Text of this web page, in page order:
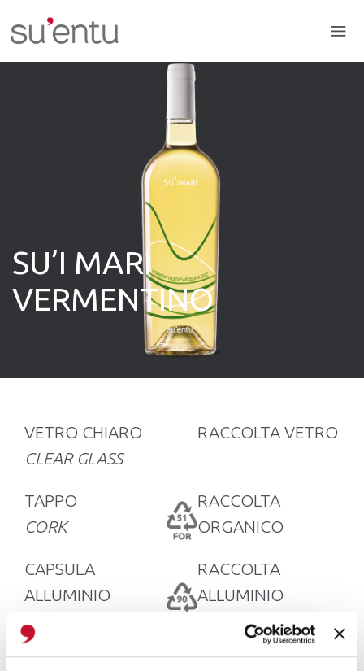
SU’I MARI
VERMENTINO
VETRO CHIARO
CLEAR GLASS
RACCOLTA VETRO
TAPPO
CORK
RACCOLTA
ORGANICO
CAPSULA
ALLUMINIO
TIN CAPSULE
RACCOLTA
ALLUMINIO